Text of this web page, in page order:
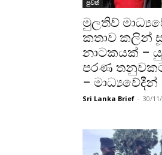
පුවත්
මුලතිව්
කතාව කලින්
නාටකයක් –
පරණ
– මාධ්‍යවේදීන්
Sri Lanka Brief - 30/